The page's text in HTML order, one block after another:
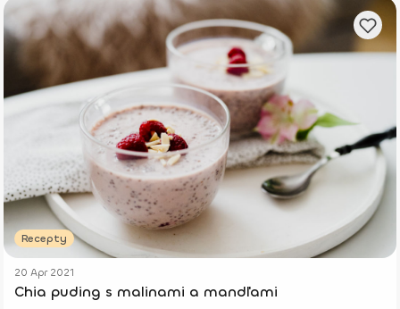
Recepty
20 Apr 2021
Chia puding s malinami a mandľami